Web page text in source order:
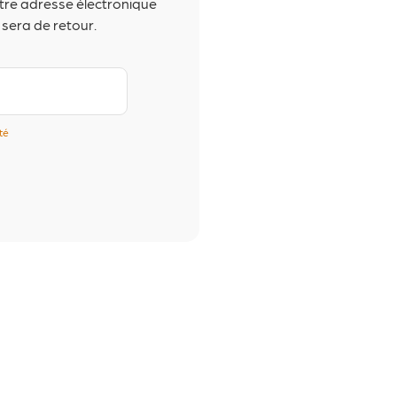
adresse électronique
de retour.